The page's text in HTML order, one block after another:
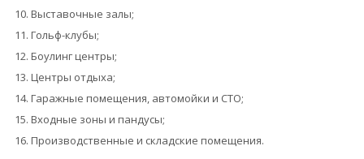
Выставочные залы;
Гольф-клубы;
Боулинг центры;
Центры отдыха;
Гаражные помещения, автомойки и СТО;
Входные зоны и пандусы;
Производственные и складские помещения.